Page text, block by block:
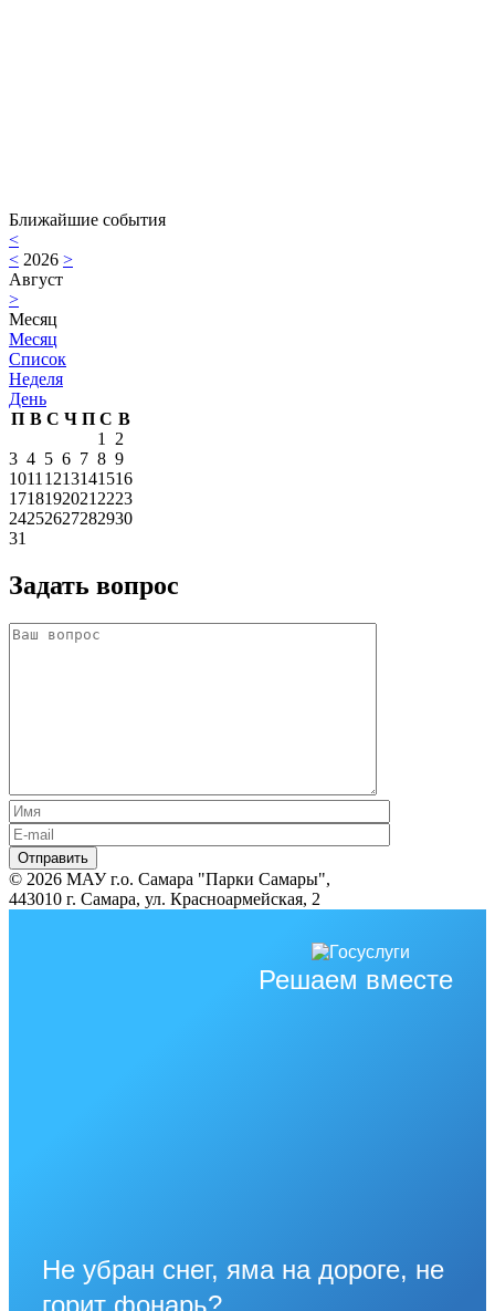
Ближайшие события
<
< 2026 >
Август
>
Месяц
Месяц
Список
Неделя
День
П В С Ч П С В
1
2
3 4 5 6 7 8 9
1011 1213141516
1718192021 2223
24252627282930
31
Задать вопрос
© 2026 МАУ г.о. Самара "Парки Самары",
443010 г. Самара, ул. Красноармейская, 2
Решаем вместе
Не убран снег, яма на дороге, не
горит фонарь?